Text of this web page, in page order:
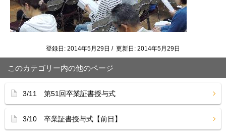
登録日: 2014年5月29日 / 更新日: 2014年5月29日
このカテゴリー内の他のページ
3/11 第51回卒業証書授与式
3/10 卒業証書授与式【前日】